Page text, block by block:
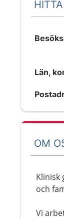
Län,
OM
Klinisk
och
Vi